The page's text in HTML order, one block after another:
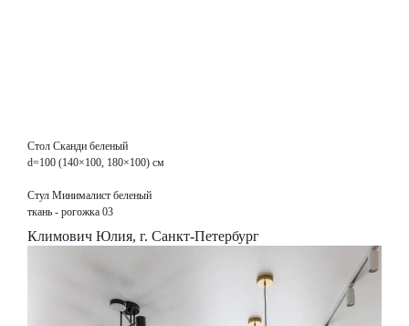
Стол Сканди беленый
d=100 (140×100, 180×100) см
Стул Минималист беленый
ткань - рогожка 03
Климович Юлия, г. Санкт-Петербург